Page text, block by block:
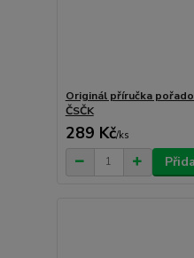
Originál příručka
ČSČK
289 Kč/ks